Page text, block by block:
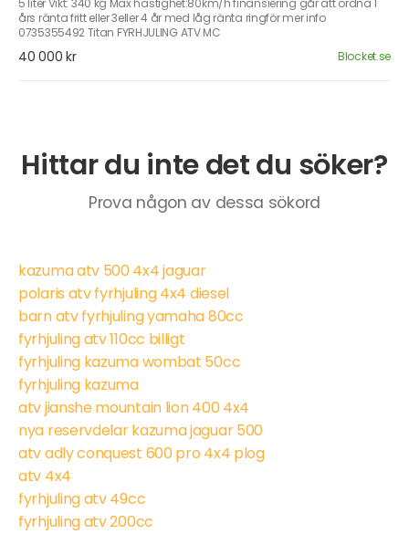
5 liter Vikt: 340 kg Max hastighet:80km/h finansiering går att ordna 1
års ränta fritt eller 3eller 4 år med låg ränta ringför mer info
0735355492 Titan FYRHJULING ATV MC
40 000 kr Blocket.se
Hittar du inte det du söker?
Prova någon av dessa sökord
kazuma atv 500 4x4 jaguar
polaris atv fyrhjuling 4x4 diesel
barn atv fyrhjuling yamaha 80cc
fyrhjuling atv 110cc billigt
fyrhjuling kazuma wombat 50cc
fyrhjuling kazuma
atv jianshe mountain lion 400 4x4
nya reservdelar kazuma jaguar 500
atv adly conquest 600 pro 4x4 plog
atv 4x4
fyrhjuling atv 49cc
fyrhjuling atv 200cc